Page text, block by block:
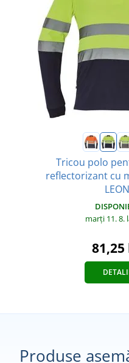
Tricou polo
reflectorizant cu
LEON
marți 11. 8.
81,25
Produse